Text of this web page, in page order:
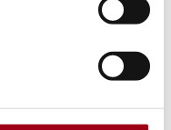
Consiglio